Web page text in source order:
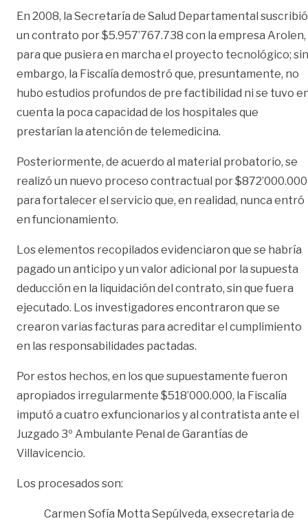
En 2008, la Secretaría de Salud Departamental suscribió
un contrato por $5.957’767.738 con la empresa Arolen,
para que pusiera en marcha el proyecto tecnológico; sin
embargo, la Fiscalía demostró que, presuntamente, no
hubo estudios profundos de pre factibilidad ni se tuvo
cuenta la poca capacidad de los hospitales que
prestarían la atención de telemedicina.
Posteriormente, de acuerdo al material probatorio, se
realizó un nuevo proceso contractual por $872’000.000
para fortalecer el servicio que, en realidad, nunca entró
en funcionamiento.
Los elementos recopilados evidenciaron que se habría
pagado un anticipo y un valor adicional por la supuesta
deducción en la liquidación del contrato, sin que fuera
ejecutado. Los investigadores encontraron que se
crearon varias facturas para acreditar el cumplimiento
en las responsabilidades pactadas.
Por estos hechos, en los que supuestamente fueron
apropiados irregularmente $518’000.000, la Fiscalía
imputó a cuatro exfuncionarios y al contratista ante el
Juzgado 3º Ambulante Penal de Garantías de
Villavicencio.
Los procesados son:
Carmen Sofía Motta Sepúlveda, exsecretaria de